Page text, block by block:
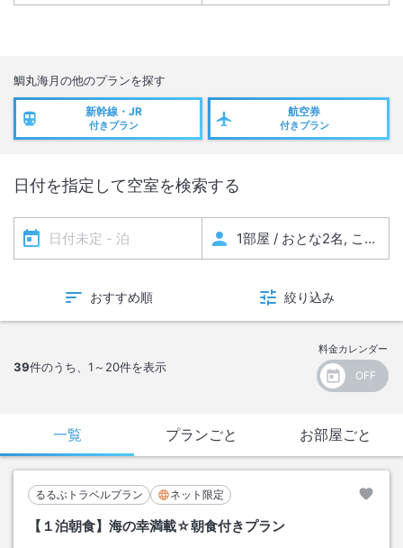
鯛丸海月の他のプランを探す
新幹線・JR
付きプラン
航空券
付きプラン
日付を指定して空室を検索する
おすすめ順 絞り込み
39件のうち、 1～20件を表示
料金カレンダー
一覧 プランごと お部屋ごと
るるぶトラベルプラン ネット限定
【１泊朝食】海の幸満載☆朝食付きプラン